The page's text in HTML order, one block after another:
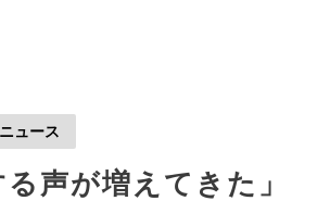
ュース
声が増えてきた」